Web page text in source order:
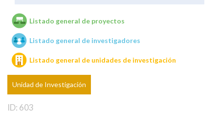
Unidades de investigación
Listado general de proyectos
Listado general de investigadores
Listado general de unidades de investigación
Unidad de Investigación
ID: 603